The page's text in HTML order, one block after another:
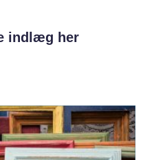
indlæg her